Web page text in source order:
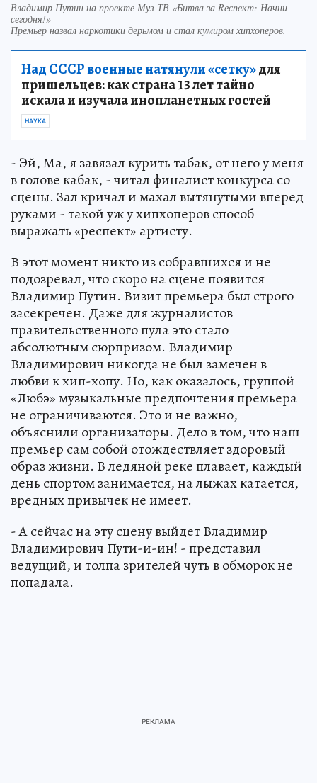
Владимир Путин на проекте Муз-ТВ «Битва за Rеспект: Начни
сегодня!»
Премьер назвал наркотики дерьмом и стал кумиром хипхоперов.
Над СССР военные натянули «сетку»для
пришельцев: как страна 13 лет тайно
искала и изучала инопланетных гостей
НАУКА
- Эй, Ма, я завязал курить табак, от него у меня
в голове кабак, - читал финалист конкурса со
сцены. Зал кричал и махал вытянутыми вперед
руками - такой уж у хипхоперов способ
выражать «респект» артисту.
В этот момент никто из собравшихся и не
подозревал, что скоро на сцене появится
Владимир Путин. Визит премьера был строго
засекречен. Даже для журналистов
правительственного пула это стало
абсолютным сюрпризом. Владимир
Владимирович никогда не был замечен в
любви к хип-хопу. Но, как оказалось, группой
«Любэ» музыкальные предпочтения премьера
не ограничиваются. Это и не важно,
объяснили организаторы. Дело в том, что наш
премьер сам собой отождествляет здоровый
образ жизни. В ледяной реке плавает, каждый
день спортом занимается, на лыжах катается,
вредных привычек не имеет.
- А сейчас на эту сцену выйдет Владимир
Владимирович Пути-и-ин! - представил
ведущий, и толпа зрителей чуть в обморок не
попадала.